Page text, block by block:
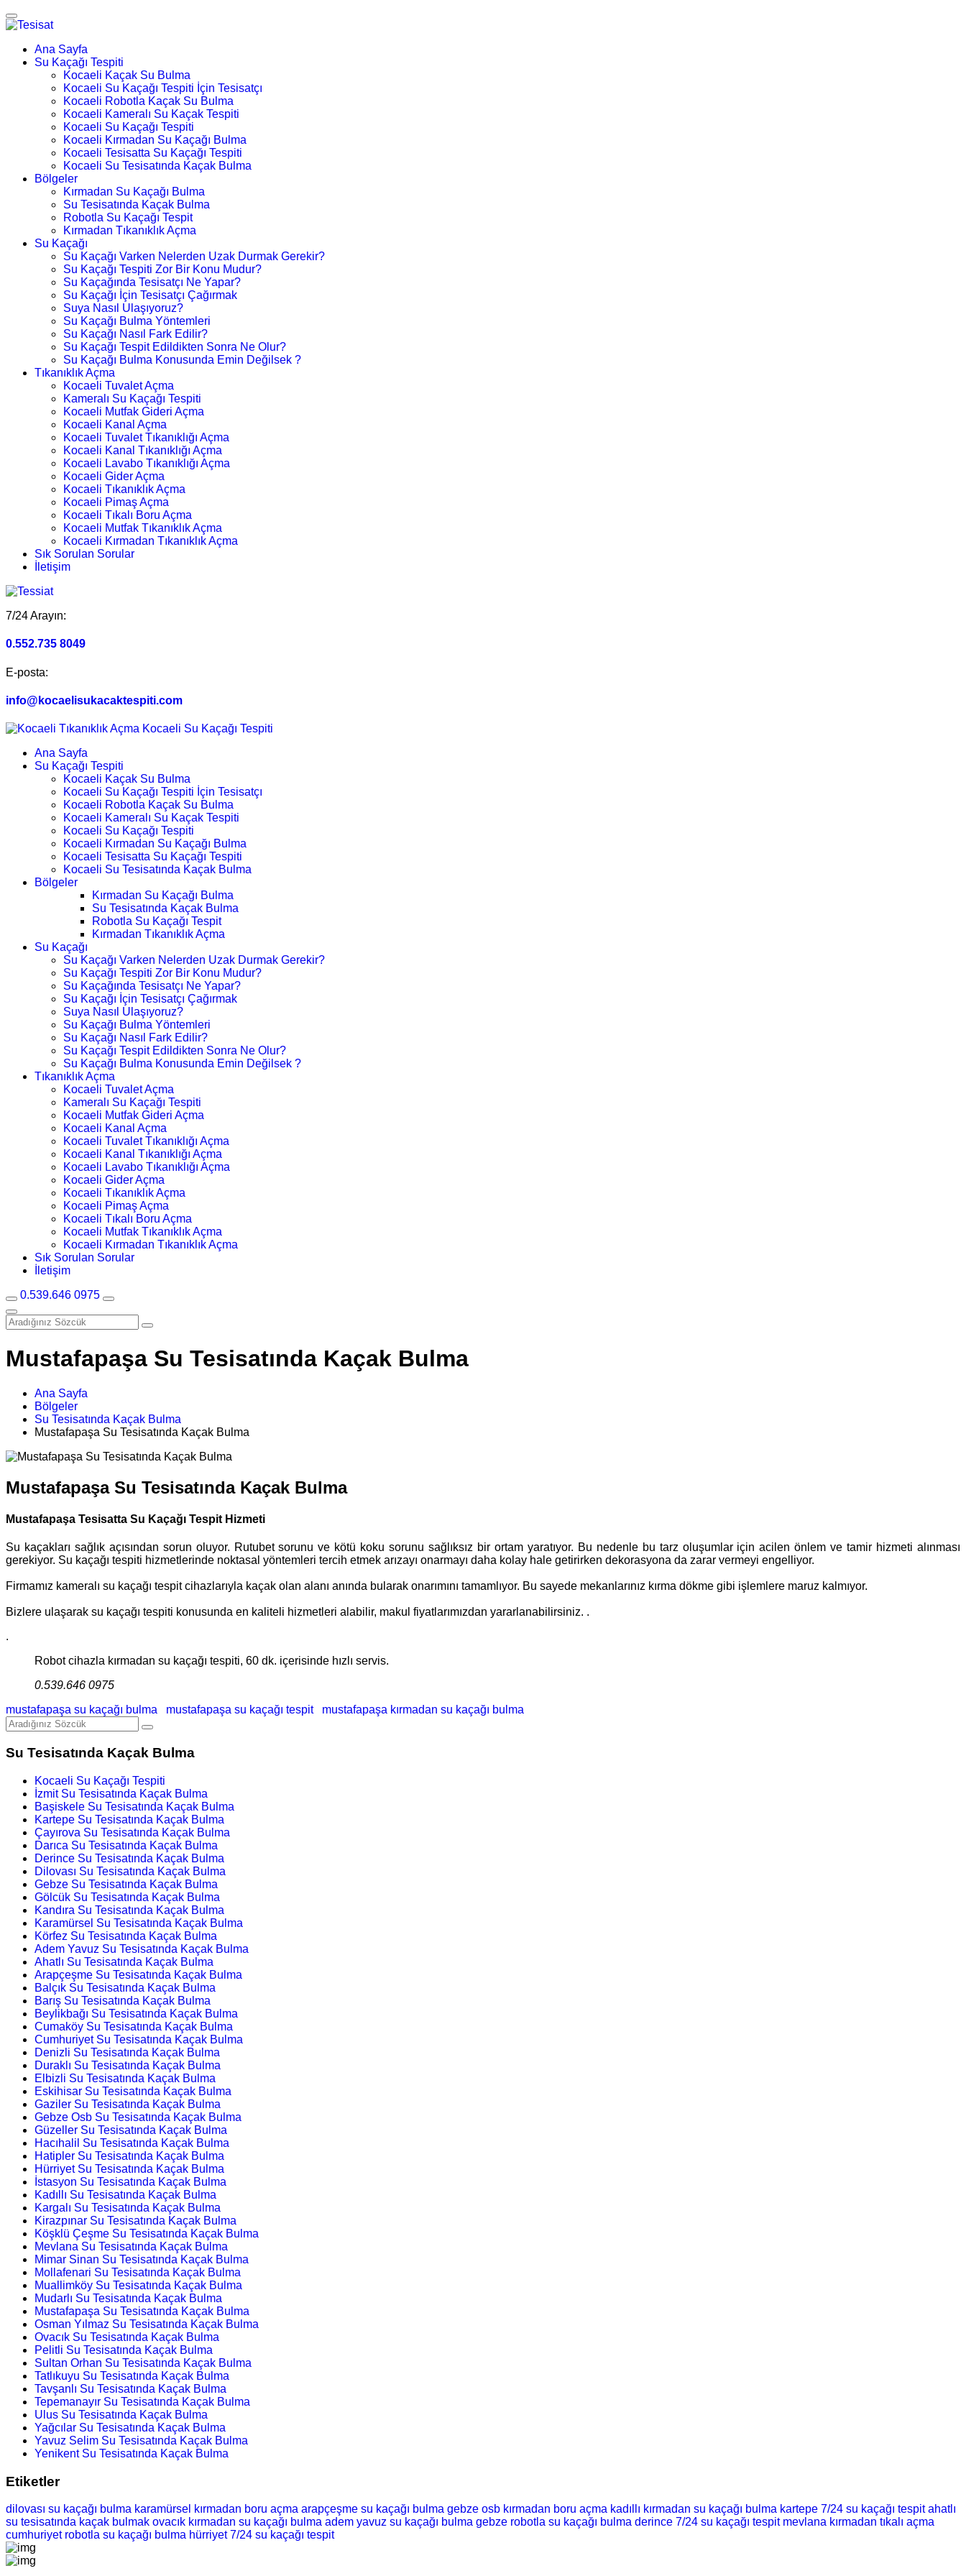
Ana Sayfa
Su Kaçağı Tespiti
Kocaeli Kaçak Su Bulma
Kocaeli Su Kaçağı Tespiti İçin Tesisatçı
Kocaeli Robotla Kaçak Su Bulma
Kocaeli Kameralı Su Kaçak Tespiti
Kocaeli Su Kaçağı Tespiti
Kocaeli Kırmadan Su Kaçağı Bulma
Kocaeli Tesisatta Su Kaçağı Tespiti
Kocaeli Su Tesisatında Kaçak Bulma
Bölgeler
Kırmadan Su Kaçağı Bulma
Su Tesisatında Kaçak Bulma
Robotla Su Kaçağı Tespit
Kırmadan Tıkanıklık Açma
Su Kaçağı
Su Kaçağı Varken Nelerden Uzak Durmak Gerekir?
Su Kaçağı Tespiti Zor Bir Konu Mudur?
Su Kaçağında Tesisatçı Ne Yapar?
Su Kaçağı İçin Tesisatçı Çağırmak
Suya Nasıl Ulaşıyoruz?
Su Kaçağı Bulma Yöntemleri
Su Kaçağı Nasıl Fark Edilir?
Su Kaçağı Tespit Edildikten Sonra Ne Olur?
Su Kaçağı Bulma Konusunda Emin Değilsek ?
Tıkanıklık Açma
Kocaeli Tuvalet Açma
Kameralı Su Kaçağı Tespiti
Kocaeli Mutfak Gideri Açma
Kocaeli Kanal Açma
Kocaeli Tuvalet Tıkanıklığı Açma
Kocaeli Kanal Tıkanıklığı Açma
Kocaeli Lavabo Tıkanıklığı Açma
Kocaeli Gider Açma
Kocaeli Tıkanıklık Açma
Kocaeli Pimaş Açma
Kocaeli Tıkalı Boru Açma
Kocaeli Mutfak Tıkanıklık Açma
Kocaeli Kırmadan Tıkanıklık Açma
Sık Sorulan Sorular
İletişim
7/24 Arayın:
0.552.735 8049
E-posta:
info@kocaelisukacaktespiti.com
Ana Sayfa
Su Kaçağı Tespiti
Kocaeli Kaçak Su Bulma
Kocaeli Su Kaçağı Tespiti İçin Tesisatçı
Kocaeli Robotla Kaçak Su Bulma
Kocaeli Kameralı Su Kaçak Tespiti
Kocaeli Su Kaçağı Tespiti
Kocaeli Kırmadan Su Kaçağı Bulma
Kocaeli Tesisatta Su Kaçağı Tespiti
Kocaeli Su Tesisatında Kaçak Bulma
Bölgeler
Kırmadan Su Kaçağı Bulma
Su Tesisatında Kaçak Bulma
Robotla Su Kaçağı Tespit
Kırmadan Tıkanıklık Açma
Su Kaçağı
Su Kaçağı Varken Nelerden Uzak Durmak Gerekir?
Su Kaçağı Tespiti Zor Bir Konu Mudur?
Su Kaçağında Tesisatçı Ne Yapar?
Su Kaçağı İçin Tesisatçı Çağırmak
Suya Nasıl Ulaşıyoruz?
Su Kaçağı Bulma Yöntemleri
Su Kaçağı Nasıl Fark Edilir?
Su Kaçağı Tespit Edildikten Sonra Ne Olur?
Su Kaçağı Bulma Konusunda Emin Değilsek ?
Tıkanıklık Açma
Kocaeli Tuvalet Açma
Kameralı Su Kaçağı Tespiti
Kocaeli Mutfak Gideri Açma
Kocaeli Kanal Açma
Kocaeli Tuvalet Tıkanıklığı Açma
Kocaeli Kanal Tıkanıklığı Açma
Kocaeli Lavabo Tıkanıklığı Açma
Kocaeli Gider Açma
Kocaeli Tıkanıklık Açma
Kocaeli Pimaş Açma
Kocaeli Tıkalı Boru Açma
Kocaeli Mutfak Tıkanıklık Açma
Kocaeli Kırmadan Tıkanıklık Açma
Sık Sorulan Sorular
İletişim
0.539.646 0975
Mustafapaşa Su Tesisatında Kaçak Bulma
Ana Sayfa
Bölgeler
Su Tesisatında Kaçak Bulma
Mustafapaşa Su Tesisatında Kaçak Bulma
Mustafapaşa Su Tesisatında Kaçak Bulma
Mustafapaşa Tesisatta Su Kaçağı Tespit Hizmeti
Su kaçakları sağlık açısından sorun oluyor. Rutubet sorunu ve kötü koku sorunu sağlıksız bir ortam yaratıyor. Bu nedenle bu tarz oluşumlar için acilen önlem ve tamir hizmeti alınması
gerekiyor. Su kaçağı tespiti hizmetlerinde noktasal yöntemleri tercih etmek arızayı onarmayı daha kolay hale getirirken dekorasyona da zarar vermeyi engelliyor.
Firmamız kameralı su kaçağı tespit cihazlarıyla kaçak olan alanı anında bularak onarımını tamamlıyor. Bu sayede mekanlarınız kırma dökme gibi işlemlere maruz kalmıyor.
Bizlere ulaşarak su kaçağı tespiti konusunda en kaliteli hizmetleri alabilir, makul fiyatlarımızdan yararlanabilirsiniz. .
.
Robot cihazla kırmadan su kaçağı tespiti, 60 dk. içerisinde hızlı servis.
0.539.646 0975
mustafapaşa su kaçağı bulma
mustafapaşa su kaçağı tespit mustafapaşa kırmadan su kaçağı bulma
Su Tesisatında Kaçak Bulma
Kocaeli Su Kaçağı Tespiti
İzmit Su Tesisatında Kaçak Bulma
Başiskele Su Tesisatında Kaçak Bulma
Kartepe Su Tesisatında Kaçak Bulma
Çayırova Su Tesisatında Kaçak Bulma
Darıca Su Tesisatında Kaçak Bulma
Derince Su Tesisatında Kaçak Bulma
Dilovası Su Tesisatında Kaçak Bulma
Gebze Su Tesisatında Kaçak Bulma
Gölcük Su Tesisatında Kaçak Bulma
Kandıra Su Tesisatında Kaçak Bulma
Karamürsel Su Tesisatında Kaçak Bulma
Körfez Su Tesisatında Kaçak Bulma
Adem Yavuz Su Tesisatında Kaçak Bulma
Ahatlı Su Tesisatında Kaçak Bulma
Arapçeşme Su Tesisatında Kaçak Bulma
Balçık Su Tesisatında Kaçak Bulma
Barış Su Tesisatında Kaçak Bulma
Beylikbağı Su Tesisatında Kaçak Bulma
Cumaköy Su Tesisatında Kaçak Bulma
Cumhuriyet Su Tesisatında Kaçak Bulma
Denizli Su Tesisatında Kaçak Bulma
Duraklı Su Tesisatında Kaçak Bulma
Elbizli Su Tesisatında Kaçak Bulma
Eskihisar Su Tesisatında Kaçak Bulma
Gaziler Su Tesisatında Kaçak Bulma
Gebze Osb Su Tesisatında Kaçak Bulma
Güzeller Su Tesisatında Kaçak Bulma
Hacıhalil Su Tesisatında Kaçak Bulma
Hatipler Su Tesisatında Kaçak Bulma
Hürriyet Su Tesisatında Kaçak Bulma
İstasyon Su Tesisatında Kaçak Bulma
Kadıllı Su Tesisatında Kaçak Bulma
Kargalı Su Tesisatında Kaçak Bulma
Kirazpınar Su Tesisatında Kaçak Bulma
Köşklü Çeşme Su Tesisatında Kaçak Bulma
Mevlana Su Tesisatında Kaçak Bulma
Mimar Sinan Su Tesisatında Kaçak Bulma
Mollafenari Su Tesisatında Kaçak Bulma
Muallimköy Su Tesisatında Kaçak Bulma
Mudarlı Su Tesisatında Kaçak Bulma
Mustafapaşa Su Tesisatında Kaçak Bulma
Osman Yılmaz Su Tesisatında Kaçak Bulma
Ovacık Su Tesisatında Kaçak Bulma
Pelitli Su Tesisatında Kaçak Bulma
Sultan Orhan Su Tesisatında Kaçak Bulma
Tatlıkuyu Su Tesisatında Kaçak Bulma
Tavşanlı Su Tesisatında Kaçak Bulma
Tepemanayır Su Tesisatında Kaçak Bulma
Ulus Su Tesisatında Kaçak Bulma
Yağcılar Su Tesisatında Kaçak Bulma
Yavuz Selim Su Tesisatında Kaçak Bulma
Yenikent Su Tesisatında Kaçak Bulma
Etiketler
dilovası su kaçağı bulma karamürsel kırmadan boru açma arapçeşme su kaçağı bulma gebze osb kırmadan boru açma kadıllı kırmadan su kaçağı bulma kartepe 7/24 su kaçağı tespit ahatlı
su tesisatında kaçak bulmak ovacık kırmadan su kaçağı bulma adem yavuz su kaçağı bulma gebze robotla su kaçağı bulma derince 7/24 su kaçağı tespit mevlana kırmadan tıkalı açma
cumhuriyet robotla su kaçağı bulma hürriyet 7/24 su kaçağı tespit